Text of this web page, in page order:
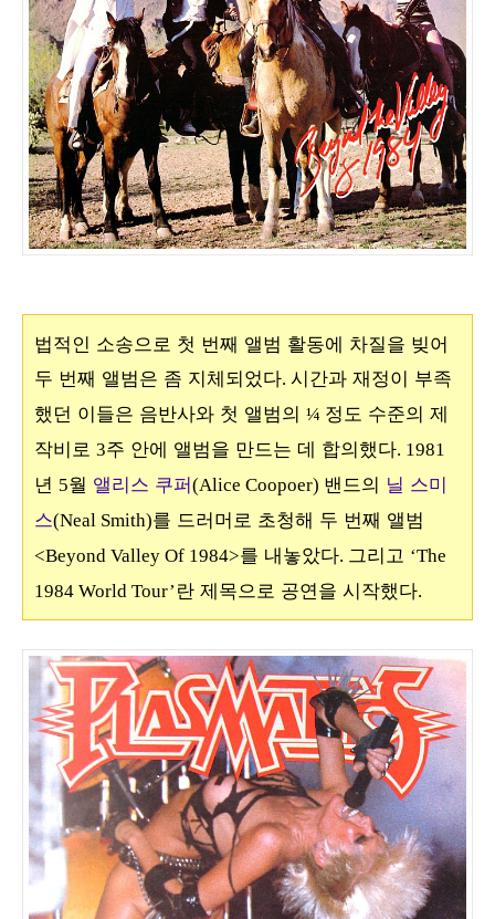
법적인 소송으로 첫 번째 앨범 활동에 차질을 빚어
두 번째 앨범은 좀 지체되었다. 시간과 재정이 부족
했던 이들은 음반사와 첫 앨범의 ¼ 정도 수준의 제
작비로 3주 안에 앨범을 만드는 데 합의했다. 1981
년 5월 앨리스 쿠퍼(Alice Coopoer) 밴드의 닐 스미
스(Neal Smith)를 드러머로 초청해 두 번째 앨범
<Beyond Valley Of 1984>를 내놓았다. 그리고 ‘The
1984 World Tour’ 란 제목으로 공연을 시작했다.